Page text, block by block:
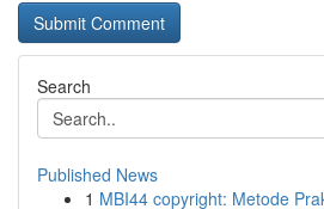
Search
Published News
1 MBI44 copyright: Metode